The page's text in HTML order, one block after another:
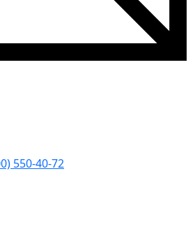
550-40-72